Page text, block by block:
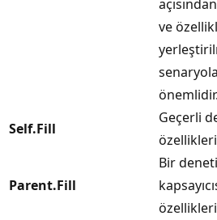
ve
Self.Fill
Geçerli
Parent.Fill
Bir